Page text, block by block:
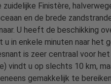
zuidelijke Finistère,
en de brede
U heeft de beschikking
u in enkele minuten naar het
is zeer centraal voor
vindt u op slechts 10 km,
gemakkelijk te